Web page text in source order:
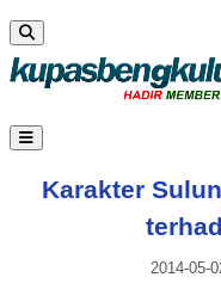
Karakter
2014-05-